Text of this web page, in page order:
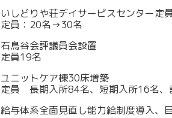
いしどりや荘デイサービスセンター定
定員：20名→30名
石鳥谷会評議員会設置
定員19名
ユニットケア棟30床増築
定員 長期入所84名、短期入所16名、
給与体系全面見直し能力給制度導入、